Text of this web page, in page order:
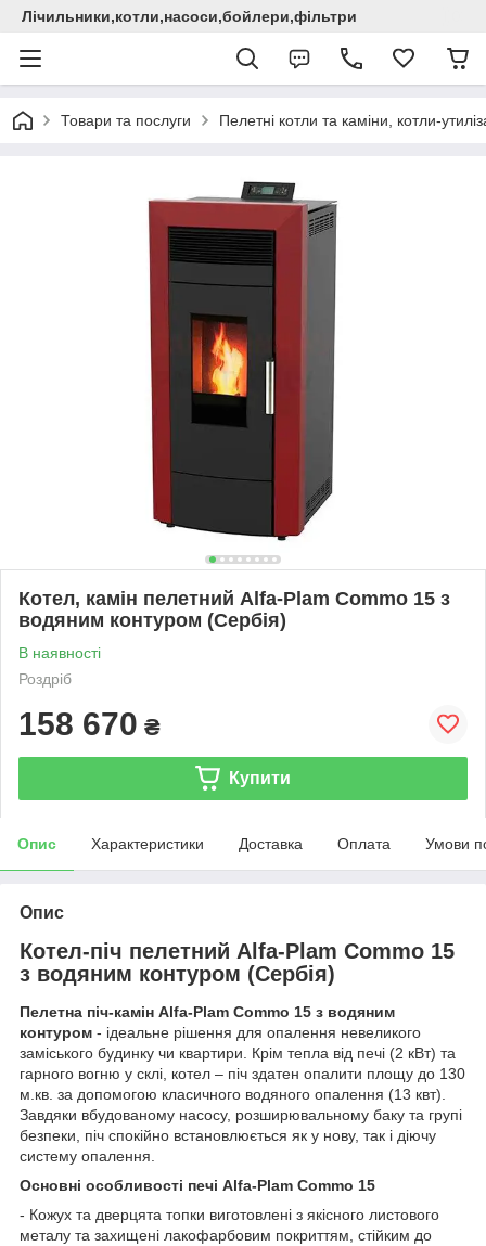
Лічильники,котли,насоси,бойлери,фільтри
Товари та послуги Пелетні котли та каміни, котли-
Котел, камін пелетний Alfa-Plam Commo 15 з
водяним контуром (Сербія)
В наявності
Роздріб
158 670 ₴
Купити
Опис Характеристики Доставка Оплата Умови
Опис
Котел-піч пелетний Alfa-Plam Commo 15
з водяним контуром (Сербія)
Пелетна піч-камін Alfa-Plam Commo 15 з водяним
контуром - ідеальне рішення для опалення невеликого
заміського будинку чи квартири. Крім тепла від печі (2 кВт) та
гарного вогню у склі, котел – піч здатен опалити площу до 130
м.кв. за допомогою класичного водяного опалення (13 квт).
Завдяки вбудованому насосу, розширювальному баку та групі
безпеки, піч спокійно встановлюється як у нову, так і діючу
систему опалення.
Основні особливості печі Alfa-Plam Commo 15
- Кожух та дверцята топки виготовлені з якісного листового
металу та захищені лакофарбовим покриттям, стійким до